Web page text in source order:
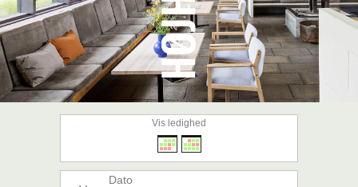
Vis ledighed
Dato